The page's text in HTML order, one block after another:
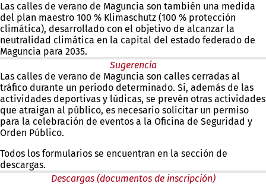
Las calles de verano de Maguncia son también una medida
del plan maestro 100 % Klimaschutz (100 % protección
climática), desarrollado con el objetivo de alcanzar la
neutralidad climática en la capital del estado federado de
Maguncia para 2035.
Sugerencia
Las calles de verano de Maguncia son calles cerradas al
tráfico durante un periodo determinado. Si, además de las
actividades deportivas y lúdicas, se prevén otras actividades
que atraigan al público, es necesario solicitar un permiso
para la celebración de eventos a la Oficina de Seguridad y
Orden Público.
Todos los formularios se encuentran en la sección de
descargas.
Descargas (documentos de inscripción)